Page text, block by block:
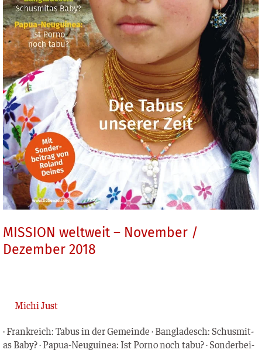
MISSION weltweit – November /
Dezember 2018
Michi Just
· Frank­reich: Tabus in der Gemein­de · Ban­gla­desch: Schus­mi­t­
as Baby? · Papua-Neu­­gui­­nea: Ist Por­no noch tabu? · Son­der­bei­